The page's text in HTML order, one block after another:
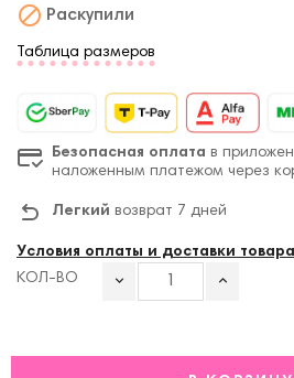
 Раскупили
Таблица размеров
Безопасная оплата в
наложенным платежом через
Легкий возврат 7 дней
Условия оплаты и доставки товара
КОЛ-ВО